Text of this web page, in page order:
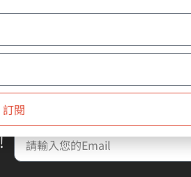
in the World!
訂閱